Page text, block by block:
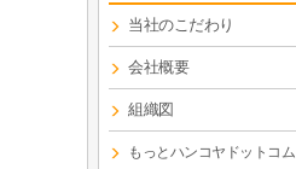
当社のこだわり
会社概要
組織図
もっとハンコヤドットコム